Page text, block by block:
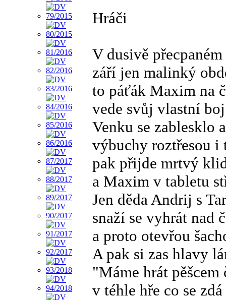
Hráči
V dusivě
září jen malinký
to páťák Maxim na
vede svůj vlastní
Venku se zablesklo
výbuchy roztřesou i
pak přijde mrtvý
a Maxim v tabletu
Jen děda Andrij s
snaží se vyhrát nad
a proto otevřou
A pak si zas hlavy
"Máme hrát pěšcem
v téhle hře co se